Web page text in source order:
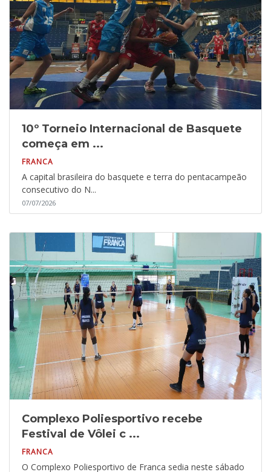
10º Torneio Internacional de Basquete
começa em ...
FRANCA
A capital brasileira do basquete e terra do pentacampeão
consecutivo do N...
07/07/2026
Complexo Poliesportivo recebe
Festival de Vôlei c ...
FRANCA
O Complexo Poliesportivo de Franca sedia neste sábado